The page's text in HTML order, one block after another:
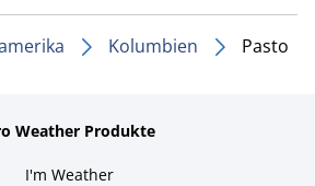
Kolumbien Pasto
Weather Produkte
I'm Weather